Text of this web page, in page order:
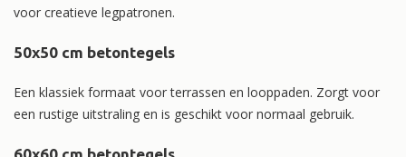
voor creatieve legpatronen.
50x50 cm betontegels
Een klassiek formaat voor terrassen en looppaden. Zorgt voor
een rustige uitstraling en is geschikt voor normaal gebruik.
60x60 cm betontegels